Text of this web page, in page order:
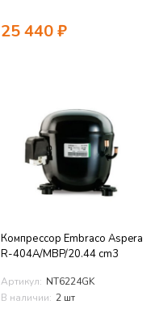
25 440₽
Компрессор Embraco Aspera
R-404A/MBP/20.44 cm3
Артикул: NT6224GK
В наличии: 2 шт